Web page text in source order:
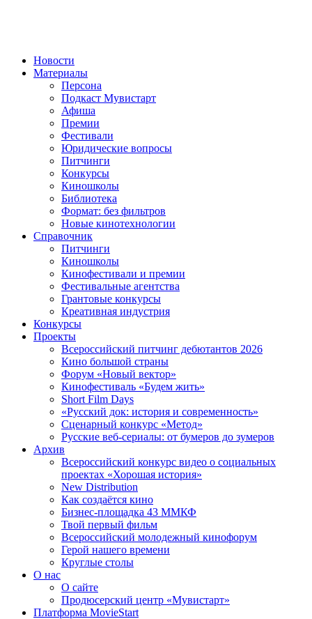
Новости
Материалы
Персона
Подкаст Мувистарт
Афиша
Премии
Фестивали
Юридические вопросы
Питчинги
Конкурсы
Киношколы
Библиотека
Формат: без фильтров
Новые кинотехнологии
Справочник
Питчинги
Киношколы
Кинофестивали и премии
Фестивальные агентства
Грантовые конкурсы
Креативная индустрия
Конкурсы
Проекты
Всероссийский питчинг дебютантов 2026
Кино большой страны
Форум «Новый вектор»
Кинофестиваль «Будем жить»
Short Film Days
«Русский док: история и современность»
Сценарный конкурс «Метод»
Русские веб-сериалы: от бумеров до зумеров
Архив
Всероссийский конкурс видео о социальных
проектах «Хорошая история»
New Distribution
Как создаётся кино
Бизнес-площадка 43 ММКФ
Твой первый фильм
Всероссийский молодежный кинофорум
Герой нашего времени
Круглые столы
О нас
О сайте
Продюсерский центр «Мувистарт»
Платформа MovieStart